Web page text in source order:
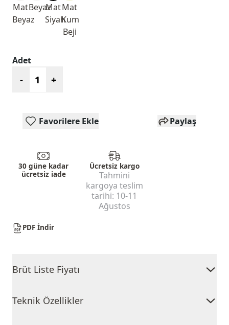
Mat
Beyaz
BeyazMat
Siyah
Mat
Kum
Beji
Adet
- +
Favorilere Ekle Paylaş
30 güne kadar
ücretsiz iade
Ücretsiz kargo
Tahmini
kargoya teslim
tarihi: 10-11
Ağustos
PDF İndir
Brüt Liste Fiyatı
Teknik Özellikler